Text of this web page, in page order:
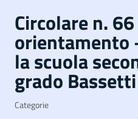
Circolare n.
orientamento
la scuola
grado Bassetti
Categorie